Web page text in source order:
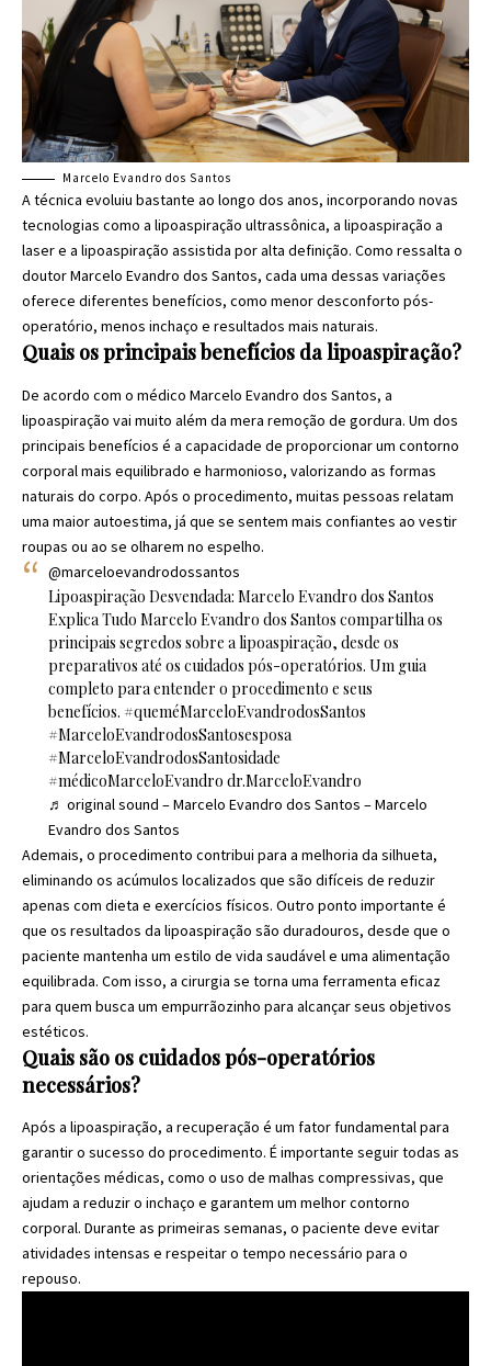
Marcelo Evandro dos Santos
A técnica evoluiu bastante ao longo dos anos, incorporando novas
tecnologias como a lipoaspiração ultrassônica, a lipoaspiração a
laser e a lipoaspiração assistida por alta definição. Como ressalta o
doutor Marcelo Evandro dos Santos, cada uma dessas variações
oferece diferentes benefícios, como menor desconforto pós-
operatório, menos inchaço e resultados mais naturais.
Quais os principais benefícios da lipoaspiração?
De acordo com o médico Marcelo Evandro dos Santos, a
lipoaspiração vai muito além da mera remoção de gordura. Um dos
principais benefícios é a capacidade de proporcionar um contorno
corporal mais equilibrado e harmonioso, valorizando as formas
naturais do corpo. Após o procedimento, muitas pessoas relatam
uma maior autoestima, já que se sentem mais confiantes ao vestir
roupas ou ao se olharem no espelho.
@marceloevandrodossantos
Lipoaspiração Desvendada: Marcelo Evandro dos Santos
Explica Tudo Marcelo Evandro dos Santos compartilha os
principais segredos sobre a lipoaspiração, desde os
preparativos até os cuidados pós-operatórios. Um guia
completo para entender o procedimento e seus
benefícios. #queméMarceloEvandrodosSantos
#MarceloEvandrodosSantosesposa
#MarceloEvandrodosSantosidade
#médicoMarceloEvandro dr.MarceloEvandro
♬ original sound – Marcelo Evandro dos Santos – Marcelo
Evandro dos Santos
Ademais, o procedimento contribui para a melhoria da silhueta,
eliminando os acúmulos localizados que são difíceis de reduzir
apenas com dieta e exercícios físicos. Outro ponto importante é
que os resultados da lipoaspiração são duradouros, desde que o
paciente mantenha um estilo de vida saudável e uma alimentação
equilibrada. Com isso, a cirurgia se torna uma ferramenta eficaz
para quem busca um empurrãozinho para alcançar seus objetivos
estéticos.
Quais são os cuidados pós-operatórios
necessários?
Após a lipoaspiração, a recuperação é um fator fundamental para
garantir o sucesso do procedimento. É importante seguir todas as
orientações médicas, como o uso de malhas compressivas, que
ajudam a reduzir o inchaço e garantem um melhor contorno
corporal. Durante as primeiras semanas, o paciente deve evitar
atividades intensas e respeitar o tempo necessário para o
repouso.